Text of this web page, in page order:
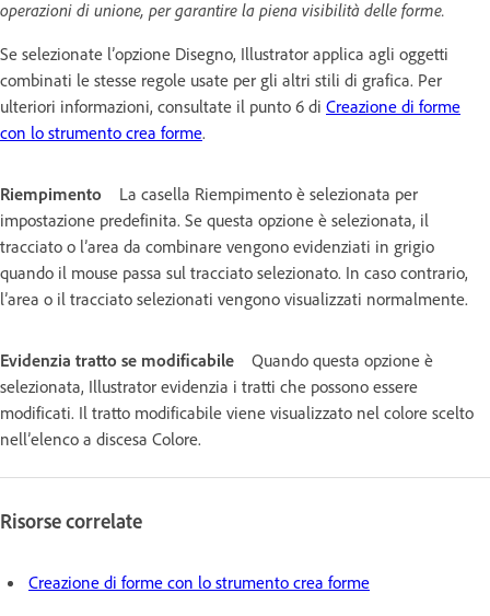
operazioni di unione, per garantire la piena visibilità delle forme.
Se selezionate l’opzione Disegno, Illustrator applica agli oggetti
combinati le stesse regole usate per gli altri stili di grafica. Per
ulteriori informazioni, consultate il punto 6 di Creazione di forme
con lo strumento crea forme.
Riempimento
La casella Riempimento è selezionata per
impostazione predefinita. Se questa opzione è selezionata, il
tracciato o l’area da combinare vengono evidenziati in grigio
quando il mouse passa sul tracciato selezionato. In caso contrario,
l’area o il tracciato selezionati vengono visualizzati normalmente.
Evidenzia tratto se modificabile
Quando questa opzione è
selezionata, Illustrator evidenzia i tratti che possono essere
modificati. Il tratto modificabile viene visualizzato nel colore scelto
nell’elenco a discesa Colore.
Risorse correlate
Creazione di forme con lo strumento crea forme